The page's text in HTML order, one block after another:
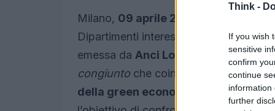
Think -
If you wish
sensitive
confirm
continue
information
further
Milano, 09 aprile 2026
Dipartimenti interessati sono invitati a
emessa da Anci Lombardia . La nota
congiunto che coinvolge le aree dei
della green economy